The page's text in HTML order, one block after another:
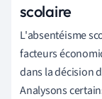
scolaire
L'absentéisme
facteurs
dans la décision
Analysons